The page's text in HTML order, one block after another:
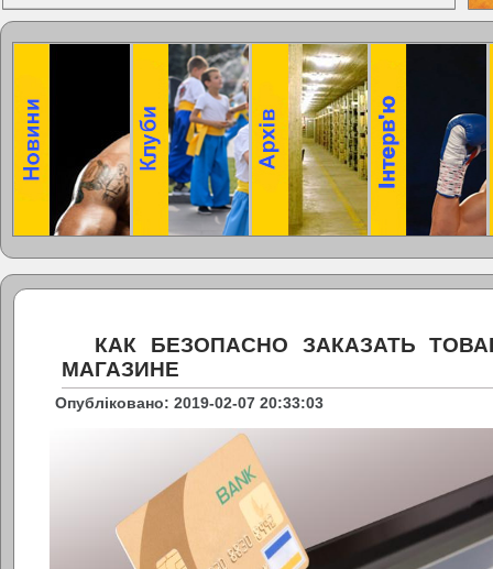
КАК БЕЗОПАСНО ЗАКАЗАТЬ
МАГАЗИНЕ
Опубліковано: 2019-02-07 20:33:03